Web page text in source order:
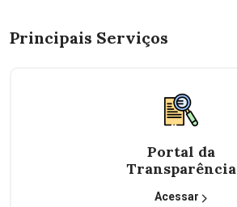
Principais Serviços
Portal da
Transparência
Acessar